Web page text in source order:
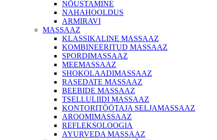
NÕUSTAMINE
NAHAHOOLDUS
ARMIRAVI
MASSAAZ
KLASSIKALINE MASSAAZ
KOMBINEERITUD MASSAAZ
SPORDIMASSAAZ
MEEMASSAAZ
SHOKOLAADIMASSAAZ
RASEDATE MASSAAZ
BEEBIDE MASSAAZ
TSELLULIIDI MASSAAZ
KONTORITÖÖTAJA SELJAMASSAAZ
AROOMIMASSAAZ
REFLEKSOLOOGIA
AYURVEDA MASSAAZ